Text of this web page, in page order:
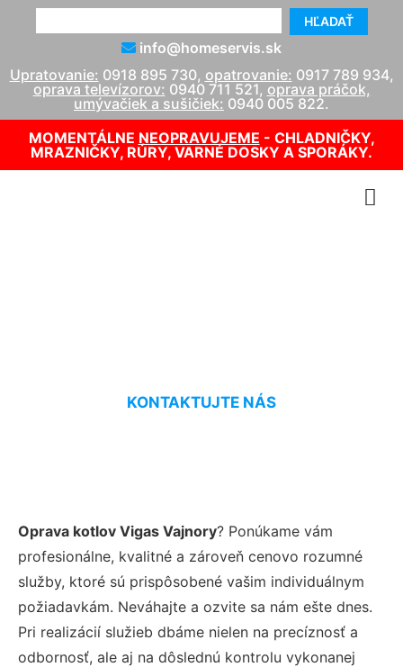
HĽADAŤ
info@homeservis.sk
Upratovanie: 0918 895 730, opatrovanie: 0917 789 934,
oprava televízorov: 0940 711 521, oprava práčok,
umývačiek a sušičiek: 0940 005 822.
MOMENTÁLNE NEOPRAVUJEME - CHLADNIČKY,
MRAZNIČKY, RÚRY, VARNÉ DOSKY A SPORÁKY.
KONTAKTUJTE NÁS
Oprava kotlov Vigas Vajnory? Ponúkame vám
profesionálne, kvalitné a zároveň cenovo rozumné
služby, ktoré sú prispôsobené vašim individuálnym
požiadavkám. Neváhajte a ozvite sa nám ešte dnes.
Pri realizácií služieb dbáme nielen na precíznosť a
odbornosť, ale aj na dôslednú kontrolu vykonanej